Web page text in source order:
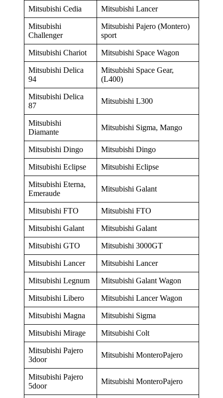
Mitsubishi Cedia Mitsubishi Lancer
Mitsubishi
Challenger
Mitsubishi Pajero (Montero)
sport
Mitsubishi Chariot Mitsubishi Space Wagon
Mitsubishi Delica
94
Mitsubishi Space Gear,
(L400)
Mitsubishi Delica
87
Mitsubishi L300
Mitsubishi
Diamante
Mitsubishi Sigma, Mango
Mitsubishi Dingo Mitsubishi Dingo
Mitsubishi Eclipse Mitsubishi Eclipse
Mitsubishi Eterna,
Emeraude
Mitsubishi Galant
Mitsubishi FTO Mitsubishi FTO
Mitsubishi Galant Mitsubishi Galant
Mitsubishi GTO Mitsubishi 3000GT
Mitsubishi Lancer Mitsubishi Lancer
Mitsubishi Legnum Mitsubishi Galant Wagon
Mitsubishi Libero Mitsubishi Lancer Wagon
Mitsubishi Magna Mitsubishi Sigma
Mitsubishi Mirage Mitsubishi Colt
Mitsubishi Pajero
3door
Mitsubishi MonteroPajero
Mitsubishi Pajero
5door
Mitsubishi MonteroPajero